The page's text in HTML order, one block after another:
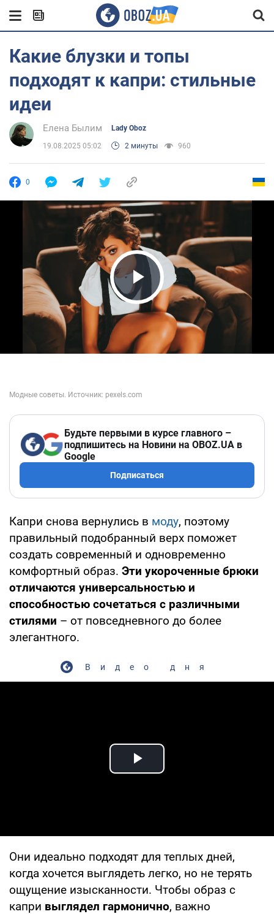
Какие блузки и топы
подходят к капри: стильные
идеи
Елена Былим Lady Oboz
19.08.2025 05:02 2 минуты 960
0
Play Video
Будьте первыми в курсе главного –
подпишитесь на Новини на OBOZ.UA в
Google
Подписаться
Капри снова вернулись в моду, поэтому
правильный подобранный верх поможет
создать современный и одновременно
комфортный образ. Эти укороченные брюки
отличаются универсальностью и
способностью сочетаться с различными
стилями – от повседневного до более
элегантного.
Видео дня
Play Video
Они идеально подходят для теплых дней,
когда хочется выглядеть легко, но не терять
ощущение изысканности. Чтобы образ с
капри выглядел гармонично, важно